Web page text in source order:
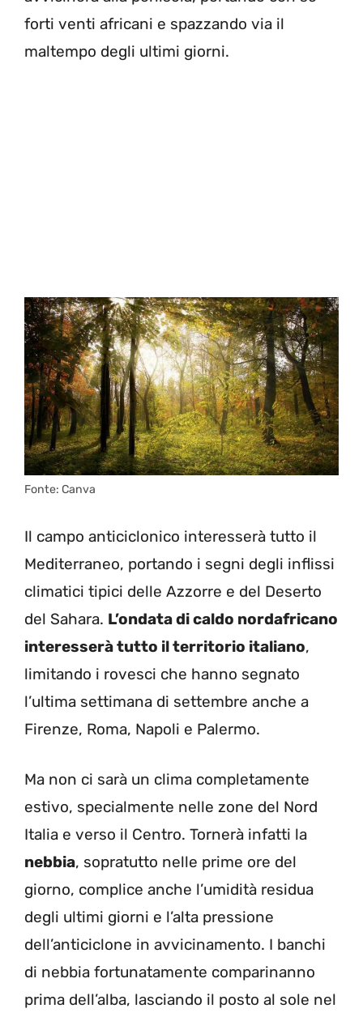
forti venti africani e spazzando via il
maltempo degli ultimi giorni.
Fonte: Canva
Il campo anticiclonico interesserà tutto il
Mediterraneo, portando i segni degli inflissi
climatici tipici delle Azzorre e del Deserto
del Sahara. L’ondata di caldo nordafricano
interesserà tutto il territorio italiano,
limitando i rovesci che hanno segnato
l’ultima settimana di settembre anche a
Firenze, Roma, Napoli e Palermo.
Ma non ci sarà un clima completamente
estivo, specialmente nelle zone del Nord
Italia e verso il Centro. Tornerà infatti la
nebbia, sopratutto nelle prime ore del
giorno, complice anche l’umidità residua
degli ultimi giorni e l’alta pressione
dell’anticiclone in avvicinamento. I banchi
di nebbia fortunatamente comparinanno
prima dell’alba, lasciando il posto al sole nel